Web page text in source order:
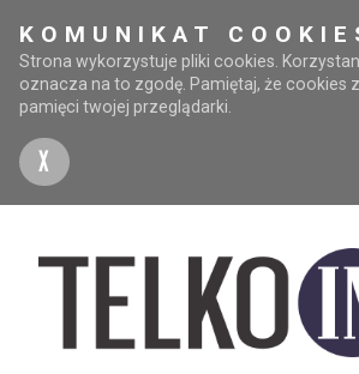
KOMUNIKAT
Strona wykorzystuje pliki cookies.
oznacza na to zgodę. Pamiętaj, że cookies
pamięci twojej przeglądarki.
X